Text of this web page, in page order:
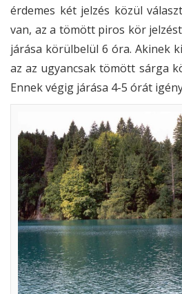
érdemes két jelzés közül
van, az a tömött piros kör
járása körülbelül 6 óra. Akinek
az az ugyancsak tömött sárga
Ennek végig járása 4-5 órát